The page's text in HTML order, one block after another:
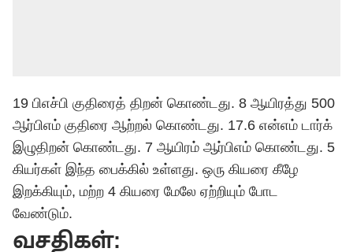
19 பிஎச்பி குதிரைத் திறன் கொண்டது. 8 ஆயிரத்து 500
ஆர்பிஎம் குதிரை ஆற்றல் கொண்டது. 17.6 என்எம் டார்க்
இழுதிறன் கொண்டது. 7 ஆயிரம் ஆர்பிஎம் கொண்டது. 5
கியர்கள் இந்த பைக்கில் உள்ளது. ஒரு கியரை கீழே
இறக்கியும், மற்ற 4 கியரை மேலே ஏற்றியும் போட
வேண்டும்.
வசதிகள்: